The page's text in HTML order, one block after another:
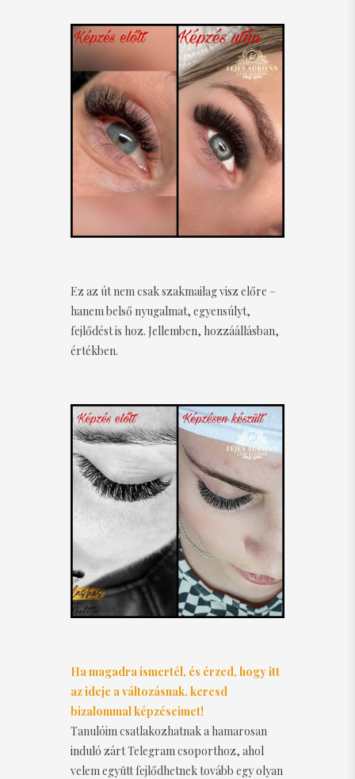
Ez az út nem csak szakmailag visz előre –
hanem belső nyugalmat, egyensúlyt,
fejlődést is hoz. Jellemben, hozzáállásban,
értékben.
Ha magadra ismertél, és érzed, hogy itt
az ideje a változásnak, keresd
bizalommal képzéseimet!
Tanulóim csatlakozhatnak a hamarosan
induló zárt Telegram csoporthoz, ahol
velem együtt fejlődhetnek tovább egy olyan